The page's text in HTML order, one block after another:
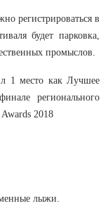
регистрироваться в
будет парковка,
промыслов.
1 место как Лучшее
регионального
2018
лыжи.